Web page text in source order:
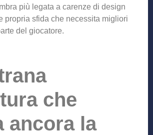
più legata a carenze di design
propria sfida che necessita migliori
del giocatore.
che
ancora la